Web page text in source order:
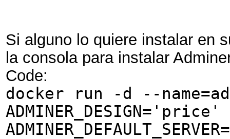
Si alguno lo quiere instalar en
la consola para instalar
Code:
docker run -d --